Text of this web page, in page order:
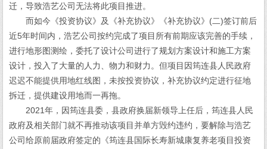
迁，导致浩艺公司无法将此项目推进。
而如今《投资协议》及《补充协议》《补充协议》(二)签订前后
近5年时间内，浩艺公司按约完成了项目所有前期应该完善的手续，
进行地形图测绘，委托了设计公司进行了规划方案设计和施工方案
设计，投入了大量的人力、物力和财力。但项目因筠连县人民政府
迟迟不能提供用地红线图，未按投资协议，补充协议约定进行征地
拆迁，提供建设用地而一再拖。
2021年，因筠连县委，县政府换届新领导上任后，筠连县人民
政府及相关部门就不再推动该项目并单方毁约违约，要解除与浩艺
公司给原前届政府签定的《筠连县国际长寿新城康复养老项目投资